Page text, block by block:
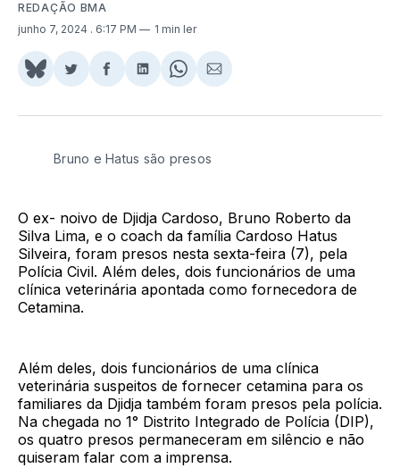
REDAÇÃO BMA
junho 7, 2024 . 6:17 PM 1 min ler
Share
BlueSky
Compartilhar
Twitter
Compartilhar
Facebook
Compartilhar
LinkedIn
Share
WhatsApp
Compartilhar
Email
Bruno e Hatus são presos
O ex- noivo de Djidja Cardoso, Bruno Roberto da
Silva Lima, e o coach da família Cardoso Hatus
Silveira, foram presos nesta sexta-feira (7), pela
Polícia Civil. Além deles, dois funcionários de uma
clínica veterinária apontada como fornecedora de
Cetamina.
Além deles, dois funcionários de uma clínica
veterinária suspeitos de fornecer cetamina para os
familiares da Djidja também foram presos pela polícia.
Na chegada no 1° Distrito Integrado de Polícia (DIP),
os quatro presos permaneceram em silêncio e não
quiseram falar com a imprensa.